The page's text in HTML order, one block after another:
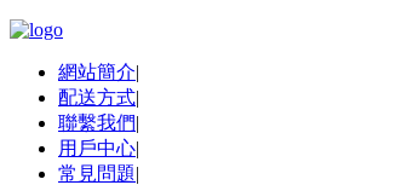
網站簡介|
配送方式|
聯繫我們|
用戶中心|
常見問題|